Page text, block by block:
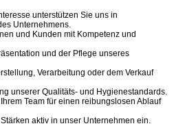
unterstützen Sie uns in
Unternehmens.
und Kunden mit Kompetenz und
und der Pflege unseres
Verarbeitung oder dem Verkauf
unserer Qualitäts- und Hygienestandards.
Team für einen reibungslosen Ablauf
aktiv in unser Unternehmen ein.